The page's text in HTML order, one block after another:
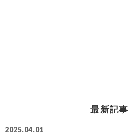
最新記事
2025.04.01